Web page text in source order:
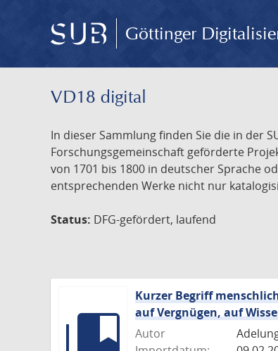
Göttinger
VD18 digital
In dieser Sammlung finden Sie die in der
Forschungsgemeinschaft geförderte
von 1701 bis 1800 in deutscher Sprache
entsprechenden Werke nicht nur
Status: DFG-gefördert, laufend
Kurzer Begriff
auf Vergnügen, auf
Autor